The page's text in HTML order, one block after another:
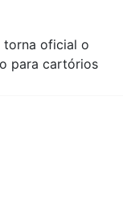
torna oficial o
para cartórios